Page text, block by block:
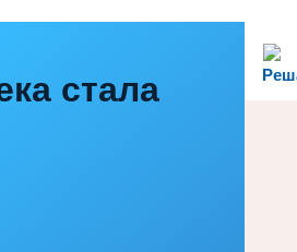
стала